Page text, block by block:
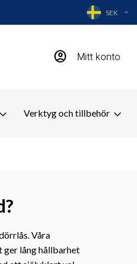
SEK EXPAND_MORE
account_circle Mitt konto
Verktyg och tillbehör
Våra
lång hållbarhet